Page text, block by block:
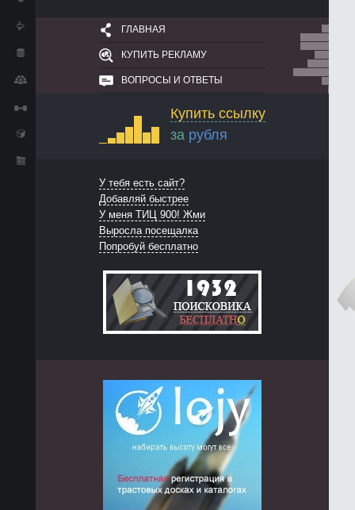
ГЛАВНАЯ
КУПИТЬ РЕКЛАМУ
ВОПРОСЫ И ОТВЕТЫ
Купить ссылку
за рубля
У тебя есть сайт?
Добавляй быстрее
У меня ТИЦ 900! Жми
Выросла посещалка
Попробуй бесплатно